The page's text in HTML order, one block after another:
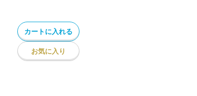
カートに入れる
お気に入り